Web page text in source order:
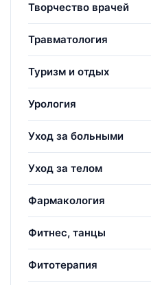
Творчество врачей
Травматология
Туризм и отдых
Урология
Уход за больными
Уход за телом
Фармакология
Фитнес, танцы
Фитотерапия